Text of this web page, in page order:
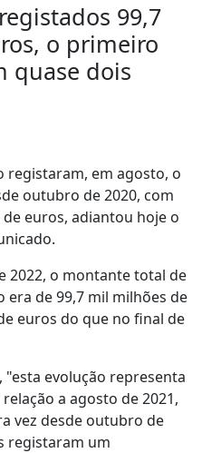
99,7
o primeiro
quase dois
registaram, em agosto, o
outubro de 2020, com
euros, adiantou hoje o
2022, o montante total de
de 99,7 mil milhões de
euros do que no final de
evolução representa
a agosto de 2021,
vez desde outubro de
registaram um